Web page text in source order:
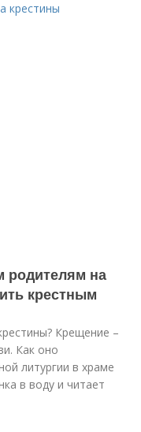
крестины
родителям на
крестным
Крещение –
Как оно
литургии в храме
в воду и читает